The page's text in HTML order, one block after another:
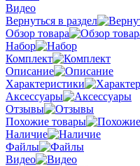
Видео
Вернуться в раздел
Обзор товара
Набор
Комплект
Описание
Характеристики
Аксессуары
Отзывы
Похожие товары
Наличие
Файлы
Видео